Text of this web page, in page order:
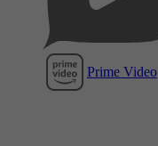
Prime Video